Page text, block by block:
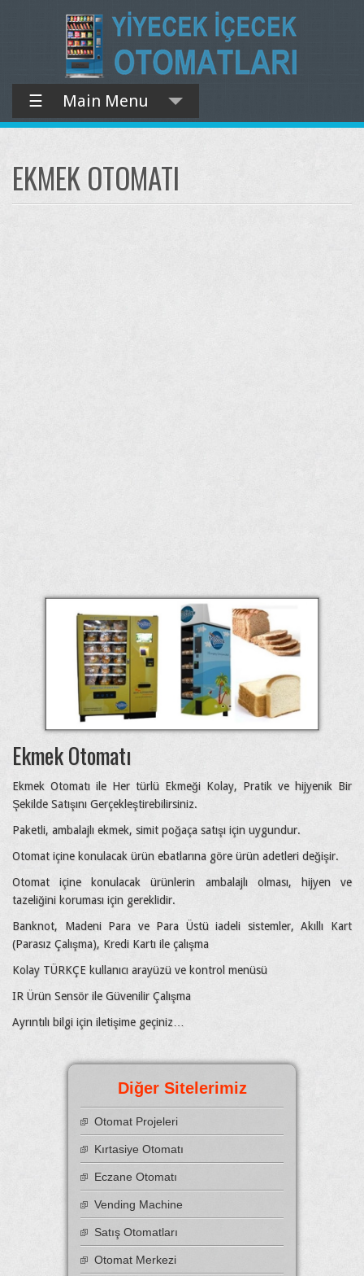
☰ Main Menu
EKMEK OTOMATI
Ekmek Otomatı
Ekmek Otomatı ile Her türlü Ekmeği Kolay, Pratik ve hijyenik Bir
Şekilde Satışını Gerçekleştirebilirsiniz.
Paketli, ambalajlı ekmek, simit poğaça satışı için uygundur.
Otomat içine konulacak ürün ebatlarına göre ürün adetleri değişir.
Otomat içine konulacak ürünlerin ambalajlı olması, hijyen ve
tazeliğini koruması için gereklidir.
Banknot, Madeni Para ve Para Üstü iadeli sistemler, Akıllı Kart
(Parasız Çalışma), Kredi Kartı ile çalışma
Kolay TÜRKÇE kullanıcı arayüzü ve kontrol menüsü
IR Ürün Sensör ile Güvenilir Çalışma
Ayrıntılı bilgi için iletişime geçiniz…
Diğer Sitelerimiz
Otomat Projeleri
Kırtasiye Otomatı
Eczane Otomatı
Vending Machine
Satış Otomatları
Otomat Merkezi